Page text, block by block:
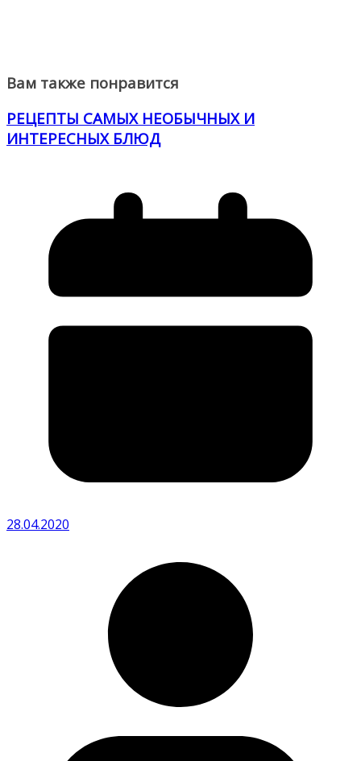
Вам также понравится
РЕЦЕПТЫ САМЫХ НЕОБЫЧНЫХ И
ИНТЕРЕСНЫХ БЛЮД
28.04.2020